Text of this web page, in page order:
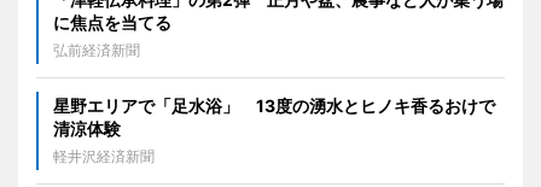
に焦点を当てる
弘前経済新聞
星野エリアで「足水浴」 13度の湧水とヒノキ香るおけで
清涼体験
軽井沢経済新聞